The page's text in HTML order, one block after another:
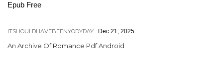
Epub Free
ITSHOULDHAVEBEENYODYDAY Dec 21, 2025
An Archive Of Romance Pdf Android